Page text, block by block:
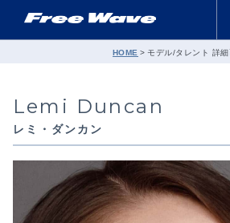
HOME モデル/タレント 詳細
Lemi Duncan
レミ・ダンカン